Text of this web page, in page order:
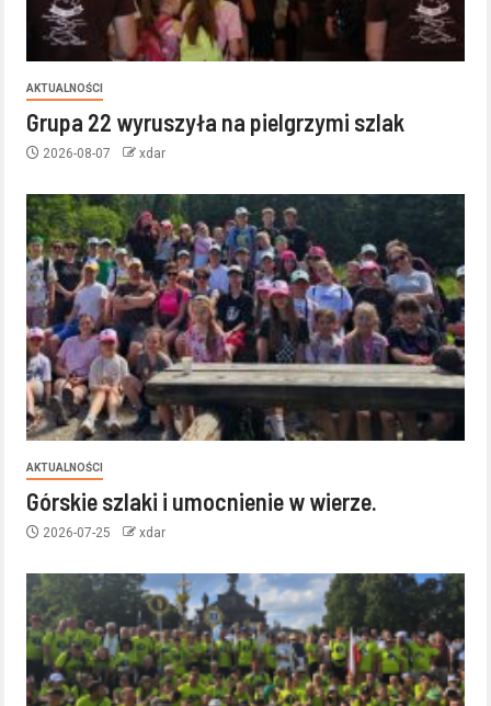
AKTUALNOŚCI
Grupa 22 wyruszyła na pielgrzymi szlak
2026-08-07 xdar
AKTUALNOŚCI
Górskie szlaki i umocnienie w wierze.
2026-07-25 xdar